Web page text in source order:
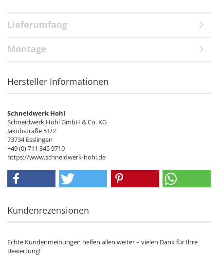
Lieferumfang
Montage
Hersteller Informationen
Schneidwerk Hohl
Schneidwerk Hohl GmbH & Co. KG
Jakobstraße 51/2
73734 Esslingen
+49 (0) 711 345 9710
https://www.schneidwerk-hohl.de
Kundenrezensionen
Echte Kundenmeinungen helfen allen weiter – vielen Dank für Ihre
Bewertung!